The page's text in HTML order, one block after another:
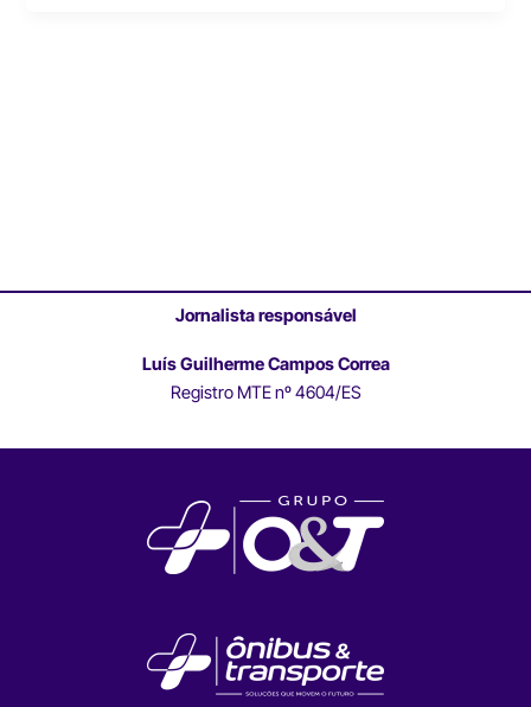
Jornalista responsável
Luís Guilherme Campos Correa
Registro MTE nº 4604/ES